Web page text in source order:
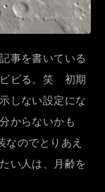
事を書いている
ビビる。笑 初期
しない設定にな
からないかも
のでとりあえ
い人は、月齢を